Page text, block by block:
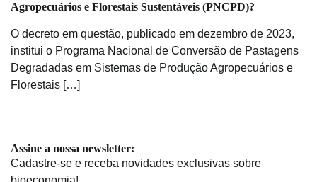
Agropecuários e Florestais Sustentáveis (PNCPD)?
O decreto em questão, publicado em dezembro de 2023,
institui o Programa Nacional de Conversão de Pastagens
Degradadas em Sistemas de Produção Agropecuários e
Florestais […]
Assine a nossa newsletter:
Cadastre-se e receba novidades exclusivas sobre